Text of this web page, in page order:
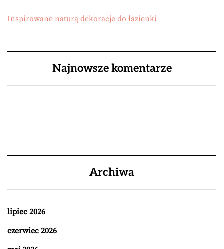
Inspirowane naturą dekoracje do łazienki
Najnowsze komentarze
Archiwa
lipiec 2026
czerwiec 2026